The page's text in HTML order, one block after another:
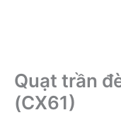
Quạt trần
(CX61)